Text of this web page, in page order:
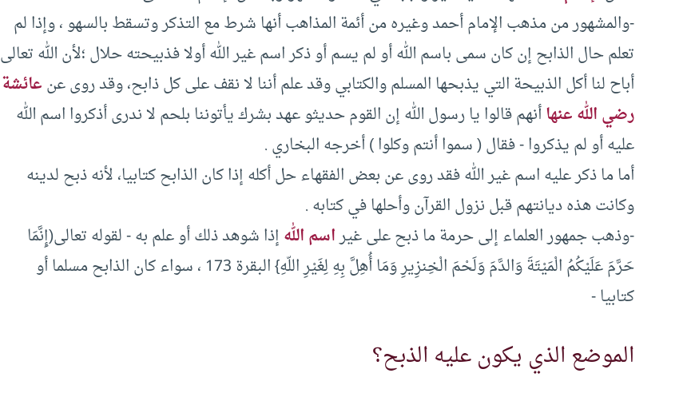
-والمشهور من مذهب الإمام أحمد وغيره من أئمة المذاهب أنها شرط مع التذكر وتسقط بالسهو ، وإذا لم
تعلم حال الذابح إن كان سمى باسم الله أو لم يسم أو ذكر اسم غير الله أولا فذبيحته حلال ؛لأن الله تعالى
أباح لنا أكل الذبيحة التي يذبحها المسلم والكتابي وقد علم أننا لا نقف على كل ذابح، وقد روى عنعائشة
رضي الله عنهاأنهم قالوا يا رسول الله إن القوم حديثو عهد بشرك يأتوننا بلحم لا ندرى أذكروا اسم الله
عليه أو لم يذكروا -‏ فقال (‏ سموا أنتم وكلوا )‏ أخرجه البخاري .‏
أما ما ذكر عليه اسم غير الله فقد روى عن بعض الفقهاء حل أكله إذا كان الذابح كتابيا، لأنه ذبح لدينه
وكانت هذه ديانتهم قبل نزول القرآن وأحلها في كتابه .‏
-وذهب جمهور العلماء إلى حرمة ما ذبح على غيراسم اللهإذا شوهد ذلك أو علم به -‏ لقوله تعالى(‏إِنَّمَا
حَرَّمَ عَلَيْكُمُ الْمَيْتَةَ وَالدَّمَ وَلَحْمَ الْخِنزِيرِ وَمَا أُهِلَّ بِهِ لِغَيْرِ اللّهِ}‏ البقرة ‏173 ، سواء كان الذابح مسلما أو
كتابيا -‏
الموضع الذي يكون عليه الذبح؟